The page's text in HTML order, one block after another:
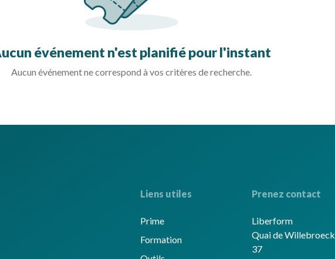
événement n'est planifié pour l'instant
Aucun événement ne correspond à vos critères de recherche.
Liens utiles
Prime
Formation
Prenez contact
Liberform
Quai de Willebroeck
37